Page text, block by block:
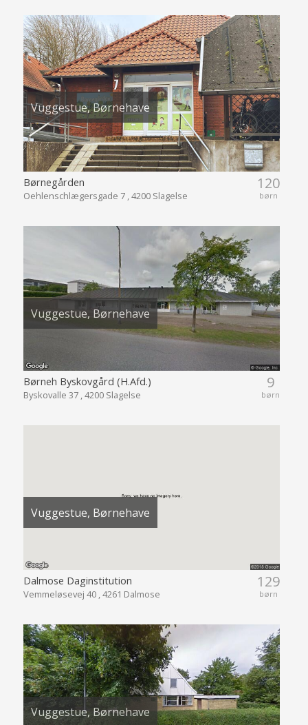
Vuggestue, Børnehave
120
børn
Børnegården
Oehlenschlægersgade 7 , 4200 Slagelse
Vuggestue, Børnehave
9
børn
Børneh Byskovgård (H.Afd.)
Byskovalle 37 , 4200 Slagelse
Vuggestue, Børnehave
129
børn
Dalmose Daginstitution
Vemmeløsevej 40 , 4261 Dalmose
Vuggestue, Børnehave